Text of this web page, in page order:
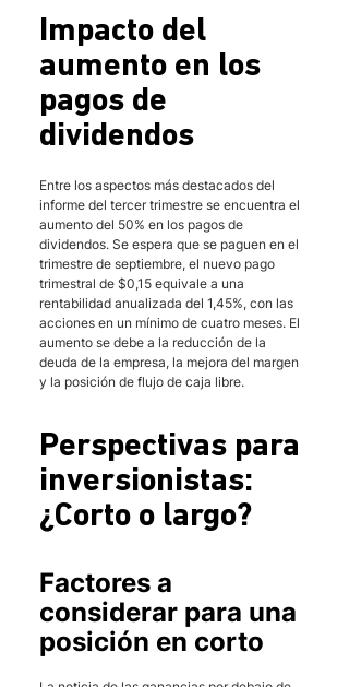
Impacto del
aumento en los
pagos de
dividendos
Entre los aspectos más destacados del
informe del tercer trimestre se encuentra el
aumento del 50% en los pagos de
dividendos. Se espera que se paguen en el
trimestre de septiembre, el nuevo pago
trimestral de $0,15 equivale a una
rentabilidad anualizada del 1,45%, con las
acciones en un mínimo de cuatro meses. El
aumento se debe a la reducción de la
deuda de la empresa, la mejora del margen
y la posición de flujo de caja libre.
Perspectivas para
inversionistas:
¿Corto o largo?
Factores a
considerar para una
posición en corto